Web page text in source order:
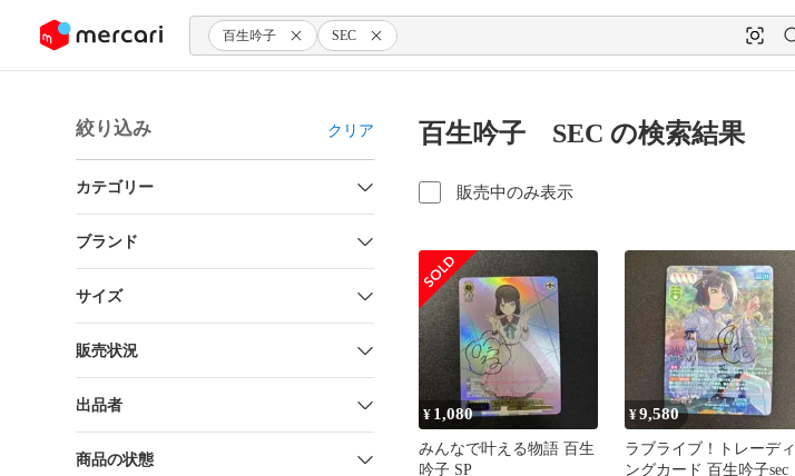
ツにスキップ 百生吟子 SEC
絞り込み クリア
カテゴリー
ブランド
サイズ
販売状況
出品者
商品の状態
百生吟子 SEC の検索結果
販売中のみ表示
¥ 1,080
みんなで叶える物語 百生
吟子 SP
¥9,580
ラブライブ！トレーディ
ングカード 百生吟子sec